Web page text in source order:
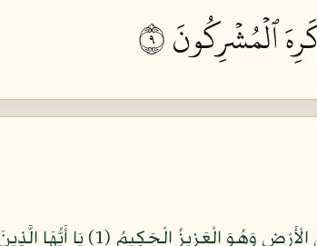
ٱلۡمُشۡرِكُونَ ٩
بِسْمِ اللّهِ الرَّحْمنِ الرَّحِيمِ سَبَّحَ لِلَّهِ مَا